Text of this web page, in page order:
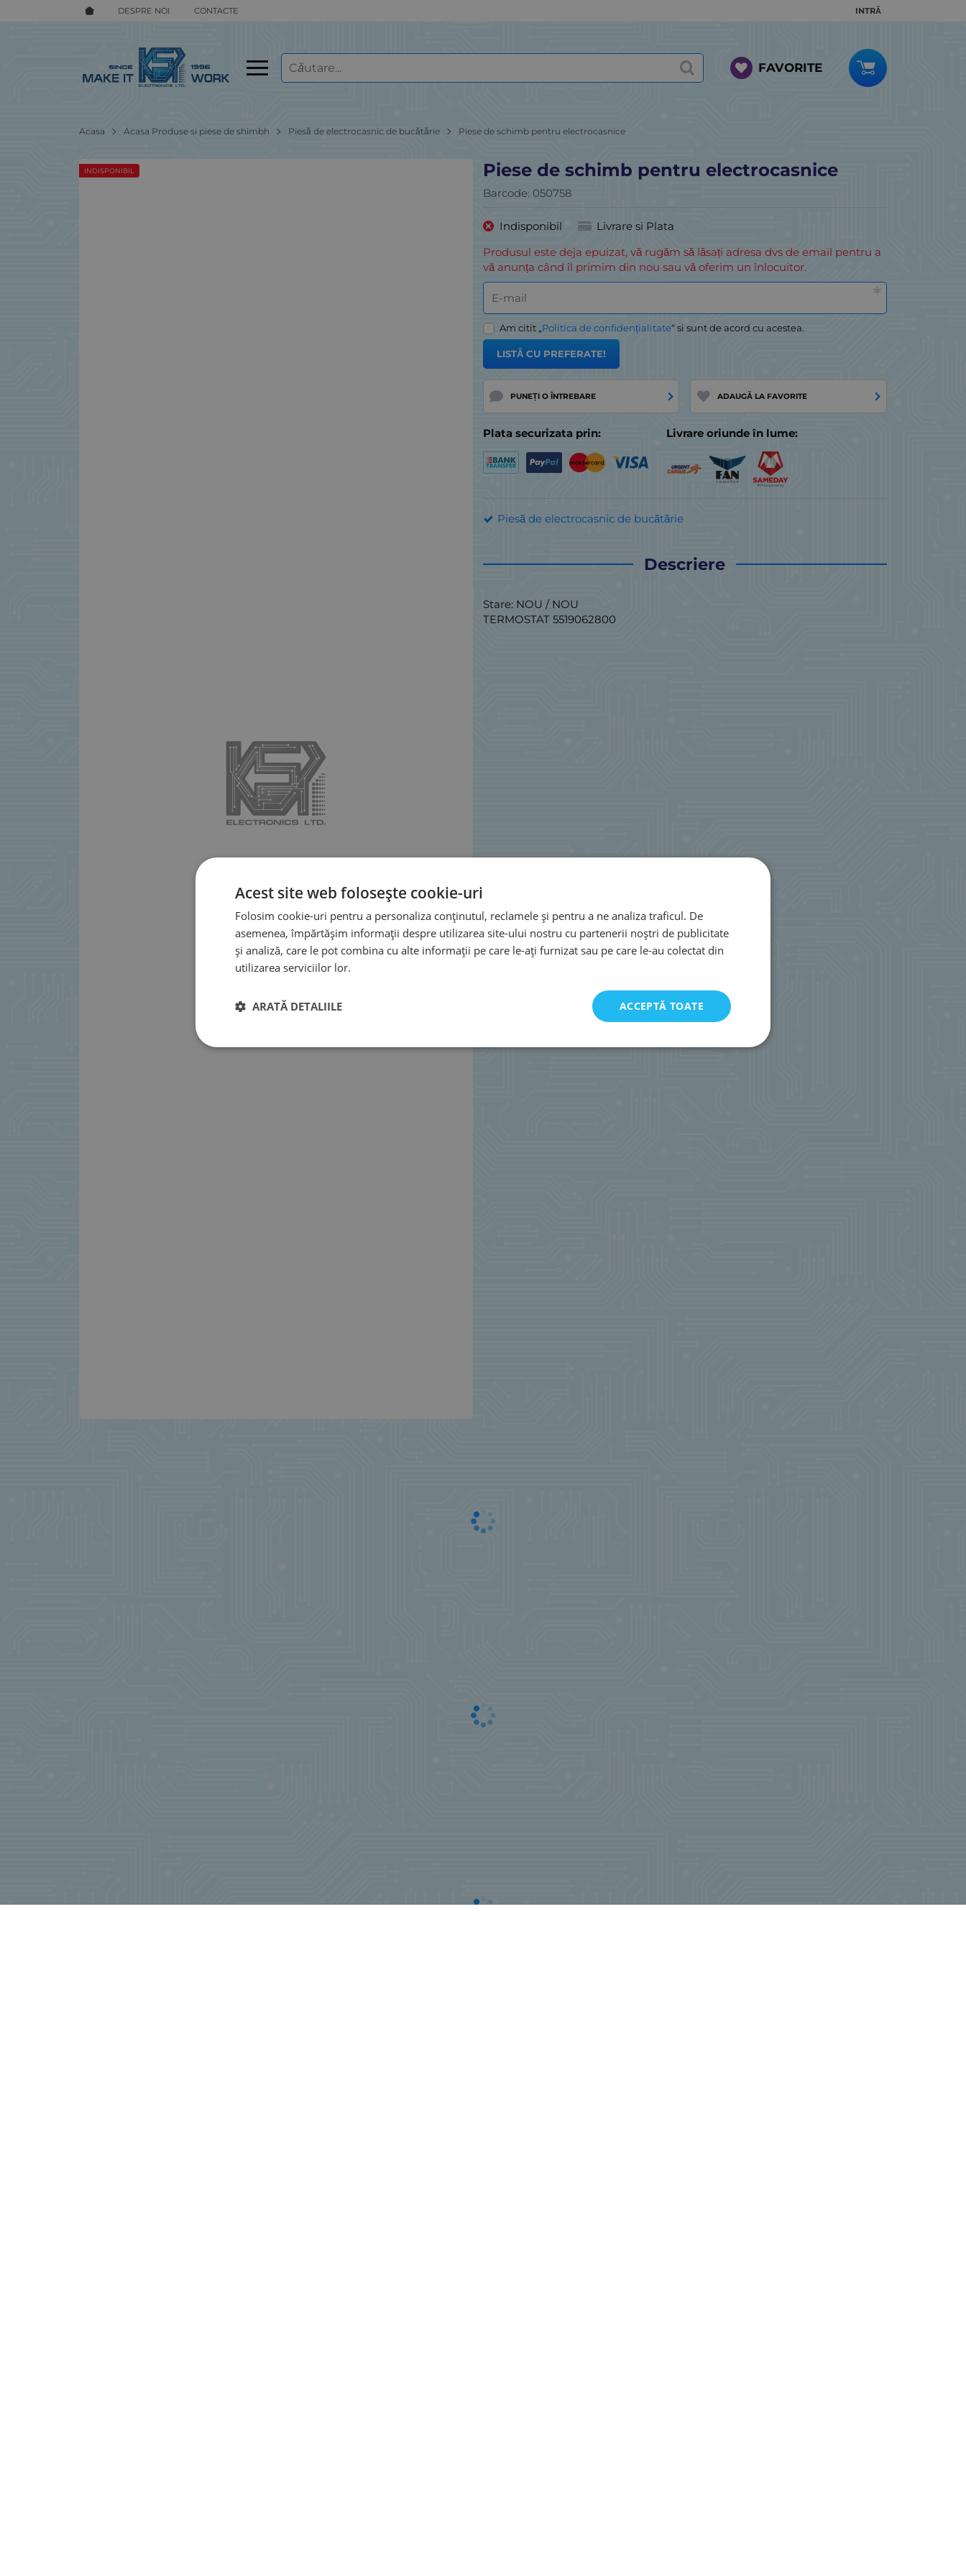
DESPRE NOI CONTACTE INTRĂ
FAVORITE
Acasa Acasa Produse si piese de shimbh Piesă de electrocasnic de bucătărie Piese de schimb pentru electrocasnice
Piese de schimb pentru electrocasnice
Barcode: 050758
INDISPONIBIL
Indisponibil
Livrare si Plata
Produsul este deja epuizat, vă rugăm să lăsați adresa dvs de email pentru a
vă anunța când îl primim din nou sau vă oferim un înlocuitor.
E-mail
Am citit „Politica de confidențialitate“ si sunt de acord cu acestea.
LISTĂ CU PREFERATE!
PUNEȚI O ÎNTREBARE ADAUGĂ LA FAVORITE
Plata securizata prin: Livrare oriunde în lume:
Piesă de electrocasnic de bucătărie
Descriere
Stare: NOU / NOU
TERMOSTAT 5519062800
Acest site web folosește cookie-uri
Folosim cookie-uri pentru a personaliza conținutul, reclamele și pentru a ne analiza traficul. De
asemenea, împărtășim informații despre utilizarea site-ului nostru cu partenerii noștri de publicitate
și analiză, care le pot combina cu alte informații pe care le-ați furnizat sau pe care le-au colectat din
utilizarea serviciilor lor.
ACCEPTĂ TOATE
ARATĂ DETALIILE